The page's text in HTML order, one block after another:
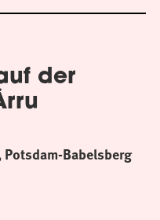
der
Babelsberg